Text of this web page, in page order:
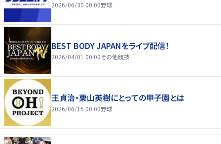
2026/06/30 00:00野球
BEST BODY JAPANをライブ配信！
2026/04/01 00:00その他競技
王貞治・栗山英樹にとっての甲子園とは
2026/06/15 00:00野球